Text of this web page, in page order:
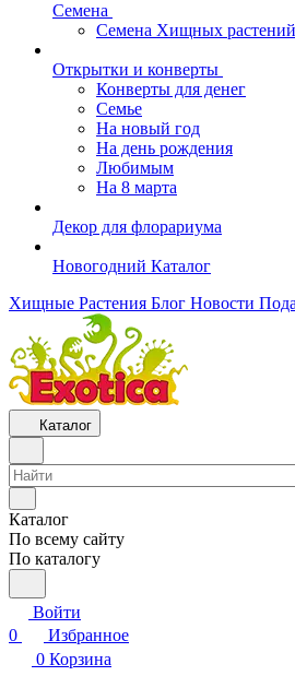
Семена
Семена Хищных растений
Открытки и конверты
Конверты для денег
Семье
На новый год
На день рождения
Любимым
На 8 марта
Декор для флорариума
Новогодний Каталог
Хищные Растения Блог Новости
Каталог
Каталог
По всему сайту
По каталогу
Войти
0
Избранное
0 Корзина